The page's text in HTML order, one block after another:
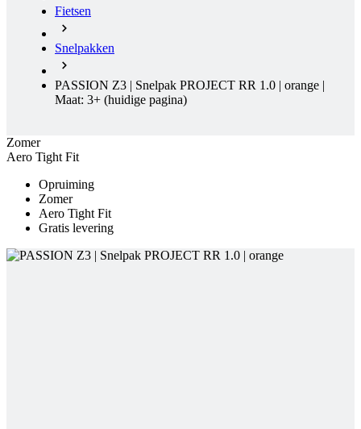
Fietsen
Snelpakken
PASSION Z3 | Snelpak PROJECT RR 1.0 | orange |
Maat: 3+ (huidige pagina)
Zomer
Aero Tight Fit
Opruiming
Zomer
Aero Tight Fit
Gratis levering